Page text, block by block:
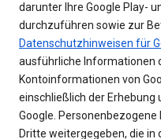
darunter Ihre Google Play-
durchzuführen sowie zur
Datenschutzhinweisen für
ausführliche Informationen
Kontoinformationen von
einschließlich der Erhebung
Google. Personenbezogene
Dritte weitergegeben, die